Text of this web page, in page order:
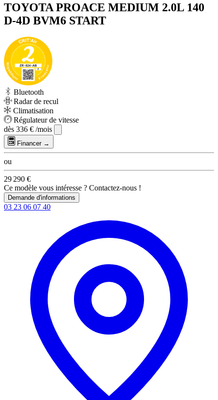
TOYOTA PROACE MEDIUM 2.0L 140
D-4D BVM6 START
Bluetooth
Radar de recul
Climatisation
Régulateur de vitesse
dès 336 € /mois
Financer →
ou
29 290 €
Ce modèle vous intéresse ? Contactez-nous !
Demande d'informations
03 23 06 07 40